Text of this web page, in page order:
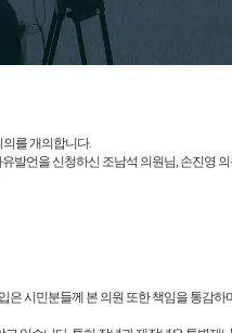
를 개의합니다.
발언을 신청하신 조남석 의원님, 손진영
은 시민분들께 본 의원 또한 책임을 통감